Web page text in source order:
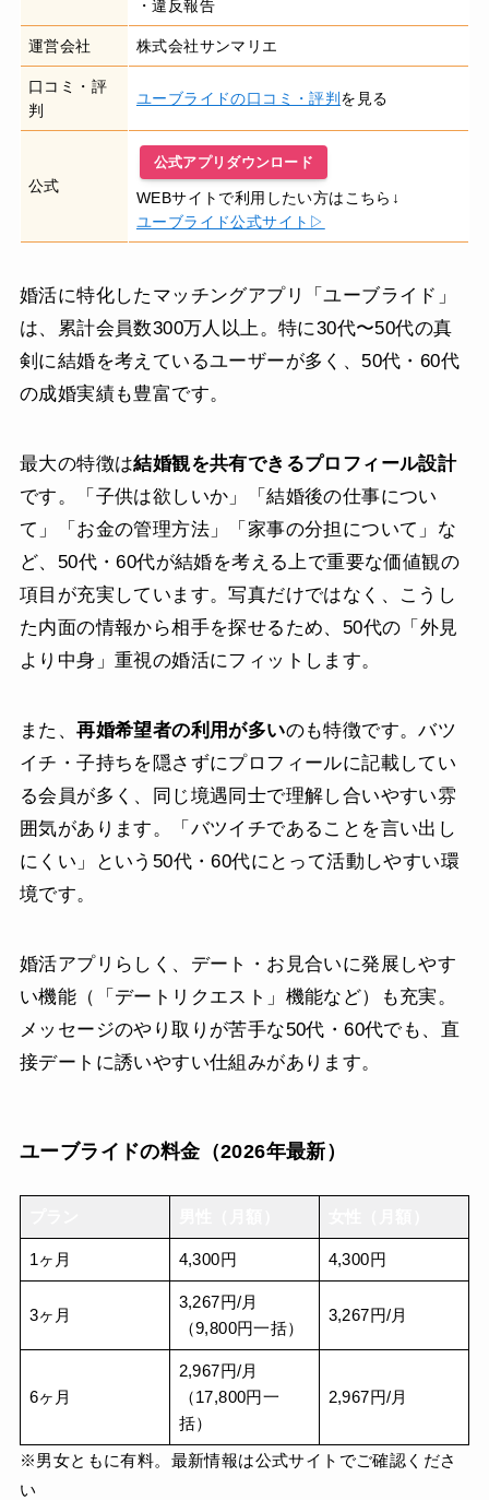
・違反報告
運営会社 株式会社サンマリエ
口コミ・評
判
ユーブライドの口コミ・評判 を見る
公式
公式アプリダウンロード
WEBサイトで利用したい方はこちら↓
ユーブライド公式サイト▷
婚活に特化したマッチングアプリ「ユーブライド」
は、累計会員数300万人以上。特に30代〜50代の真
剣に結婚を考えているユーザーが多く、50代・60代
の成婚実績も豊富です。
最大の特徴は結婚観を共有できるプロフィール設計
です。「子供は欲しいか」「結婚後の仕事につい
て」「お金の管理方法」「家事の分担について」な
ど、50代・60代が結婚を考える上で重要な価値観の
項目が充実しています。写真だけではなく、こうし
た内面の情報から相手を探せるため、50代の「外見
より中身」重視の婚活にフィットします。
また、再婚希望者の利用が多いのも特徴です。バツ
イチ・子持ちを隠さずにプロフィールに記載してい
る会員が多く、同じ境遇同士で理解し合いやすい雰
囲気があります。「バツイチであることを言い出し
にくい」という50代・60代にとって活動しやすい環
境です。
婚活アプリらしく、デート・お見合いに発展しやす
い機能（「デートリクエスト」機能など）も充実。
メッセージのやり取りが苦手な50代・60代でも、直
接デートに誘いやすい仕組みがあります。
ユーブライドの料金（2026年最新）
1ヶ月 4,300円 4,300円
3ヶ月
3,267円/月
（9,800円一括）
3,267円/月
6ヶ月
2,967円/月
（17,800円一
括）
2,967円/月
※男女ともに有料。最新情報は公式サイトでご確認くださ
い